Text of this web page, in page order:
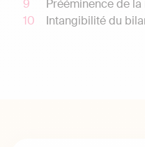
Prééminence de
Intangibilité du